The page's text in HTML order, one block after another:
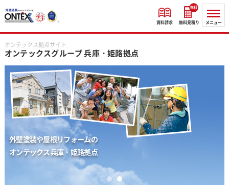
資料請求 無料見積り
無料
メニュー
オンテックス拠点サイト
オンテックスグループ兵庫・姫路拠点